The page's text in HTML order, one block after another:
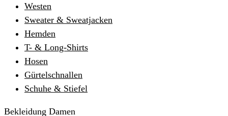
Westen
Sweater & Sweatjacken
Hemden
T- & Long-Shirts
Hosen
Gürtelschnallen
Schuhe & Stiefel
Bekleidung Damen